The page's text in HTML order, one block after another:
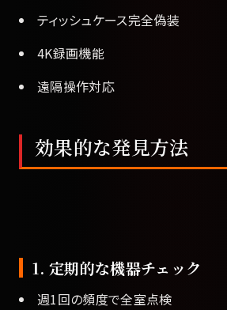
ティッシュケース完全偽装
4K録画機能
遠隔操作対応
効果的な発見方法
1. 定期的な機器チェック
週1回の頻度で全室点検